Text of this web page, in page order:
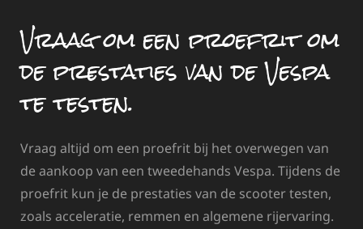
Vraag om een proefrit om
de prestaties van de Vespa
te testen.
Vraag altijd om een proefrit bij het overwegen van
de aankoop van een tweedehands Vespa. Tijdens de
proefrit kun je de prestaties van de scooter testen,
zoals acceleratie, remmen en algemene rijervaring.